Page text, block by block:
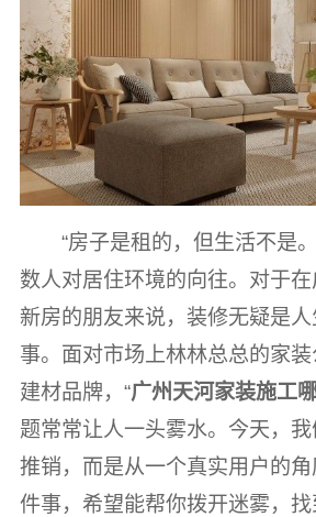
“房子是租的，但生活不是
数人对居住环境的向往。对于
新房的朋友来说，装修无疑是
事。面对市场上林林总总的家
建材品牌，“广州天河家装施工
题常常让人一头雾水。今天，
推销，而是从一个真实用户的
件事，希望能帮你拨开迷雾，